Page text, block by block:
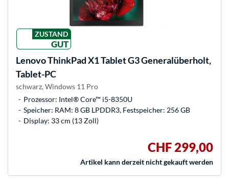
ZUSTAND
GUT
LenovoThinkPad X1 Tablet G3 Generalüberholt,
Tablet-PC
schwarz, Windows 11 Pro
Prozessor: Intel® Core™ i5-8350U
Speicher: RAM: 8 GB LPDDR3, Festspeicher: 256 GB
Display: 33 cm (13 Zoll)
CHF 299,00
Artikel kann derzeit nicht gekauft werden